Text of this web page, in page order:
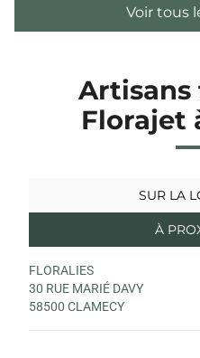
Voir tous
Artisans
Florajet
SUR LA
À
FLORALIES
30 RUE MARIÉ DAVY
58500 CLAMECY